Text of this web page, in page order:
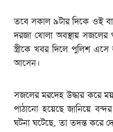
তবে সকাল ৯টার দিকে ওই
দরজা খোলা অবস্থায় সজলের
স্ত্রীকে খবর দিলে পুলিশ এসে
আসেন।
সজলের মরদেহ উদ্ধার করে
পাঠানো হয়েছে জানিয়ে
ঘটনা ঘটেছে, তা তদন্ত করে